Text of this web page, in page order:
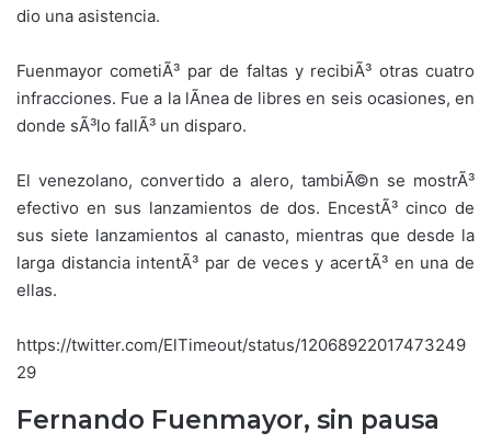
dio una asistencia.
Fuenmayor cometiÃ³ par de faltas y recibiÃ³ otras cuatro
infracciones. Fue a la lÃ­nea de libres en seis ocasiones, en
donde sÃ³lo fallÃ³ un disparo.
El venezolano, convertido a alero, tambiÃ©n se mostrÃ³
efectivo en sus lanzamientos de dos. EncestÃ³ cinco de
sus siete lanzamientos al canasto, mientras que desde la
larga distancia intentÃ³ par de veces y acertÃ³ en una de
ellas.
https://twitter.com/ElTimeout/status/12068922017473249
29
Fernando Fuenmayor, sin pausa